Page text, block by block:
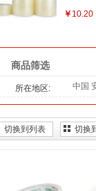
￥ 10.20
商品筛选
所在地区: 中国
切换到列表 切换